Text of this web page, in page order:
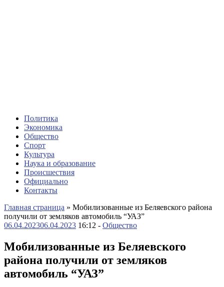
Политика
Экономика
Общество
Спорт
Культура
Наука и образование
Происшествия
Официально
Контакты
Главная страница » Мобилизованные из Беляевского района
получили от земляков автомобиль “УАЗ”
06.04.202306.04.2023 16:12 - Общество
Мобилизованные из Беляевского
района получили от земляков
автомобиль “УАЗ”